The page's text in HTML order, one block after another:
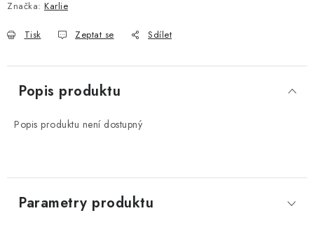
Značka: Karlie
Tisk Zeptat se Sdílet
Popis produktu
Popis produktu není dostupný
Parametry produktu